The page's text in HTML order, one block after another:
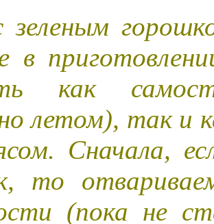
зеленым
в
как
летом), так и
Сначала,
то
(пока не